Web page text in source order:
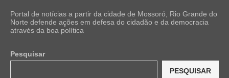
Portal de notícias a partir da cidade de Mossoró, Rio Grande do
Norte defende ações em defesa do cidadão e da democracia
através da boa política
Pesquisar
PESQUISAR